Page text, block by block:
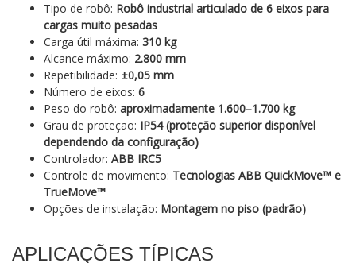
Tipo de robô: Robô industrial articulado de 6 eixos para
cargas muito pesadas
Carga útil máxima: 310 kg
Alcance máximo: 2.800 mm
Repetibilidade: ±0,05 mm
Número de eixos: 6
Peso do robô: aproximadamente 1.600–1.700 kg
Grau de proteção: IP54 (proteção superior disponível
dependendo da configuração)
Controlador: ABB IRC5
Controle de movimento: Tecnologias ABB QuickMove™ e
TrueMove™
Opções de instalação: Montagem no piso (padrão)
APLICAÇÕES TÍPICAS